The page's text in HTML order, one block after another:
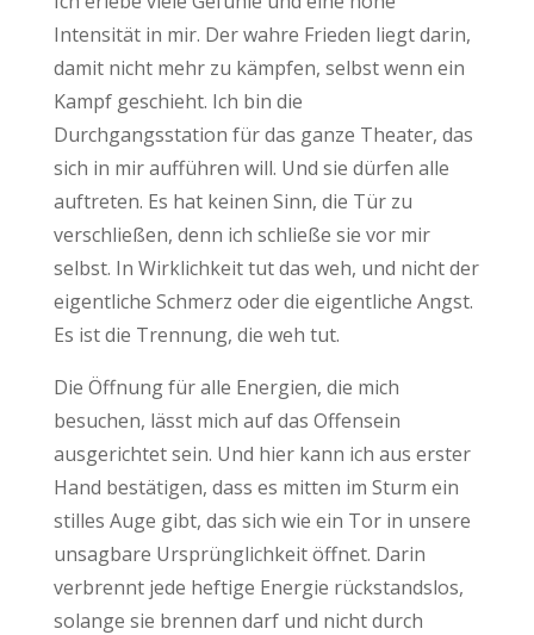
Intensität in mir. Der wahre Frieden liegt darin,
damit nicht mehr zu kämpfen, selbst wenn ein
Kampf geschieht. Ich bin die
Durchgangsstation für das ganze Theater, das
sich in mir aufführen will. Und sie dürfen alle
auftreten. Es hat keinen Sinn, die Tür zu
verschließen, denn ich schließe sie vor mir
selbst. In Wirklichkeit tut das weh, und nicht der
eigentliche Schmerz oder die eigentliche Angst.
Es ist die Trennung, die weh tut.
Die Öffnung für alle Energien, die mich
besuchen, lässt mich auf das Offensein
ausgerichtet sein. Und hier kann ich aus erster
Hand bestätigen, dass es mitten im Sturm ein
stilles Auge gibt, das sich wie ein Tor in unsere
unsagbare Ursprünglichkeit öffnet. Darin
verbrennt jede heftige Energie rückstandslos,
solange sie brennen darf und nicht durch